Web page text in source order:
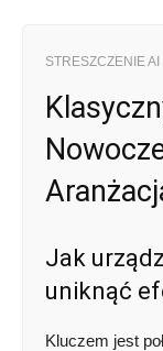
STRESZCZENIE AI
Jak
uniknąć
Kluczem jest